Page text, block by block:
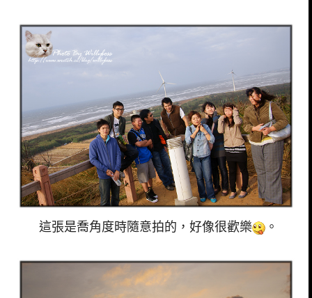
這張是喬角度時隨意拍的，好像很歡樂 。